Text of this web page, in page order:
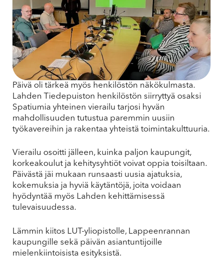
Päivä oli tärkeä myös henkilöstön näkökulmasta.
Lahden Tiedepuiston henkilöstön siirryttyä osaksi
Spatiumia yhteinen vierailu tarjosi hyvän
mahdollisuuden tutustua paremmin uusiin
työkavereihin ja rakentaa yhteistä toimintakulttuuria.
Vierailu osoitti jälleen, kuinka paljon kaupungit,
korkeakoulut ja kehitysyhtiöt voivat oppia toisiltaan.
Päivästä jäi mukaan runsaasti uusia ajatuksia,
kokemuksia ja hyviä käytäntöjä, joita voidaan
hyödyntää myös Lahden kehittämisessä
tulevaisuudessa.
Lämmin kiitos LUT-yliopistolle, Lappeenrannan
kaupungille sekä päivän asiantuntijoille
mielenkiintoisista esityksistä.